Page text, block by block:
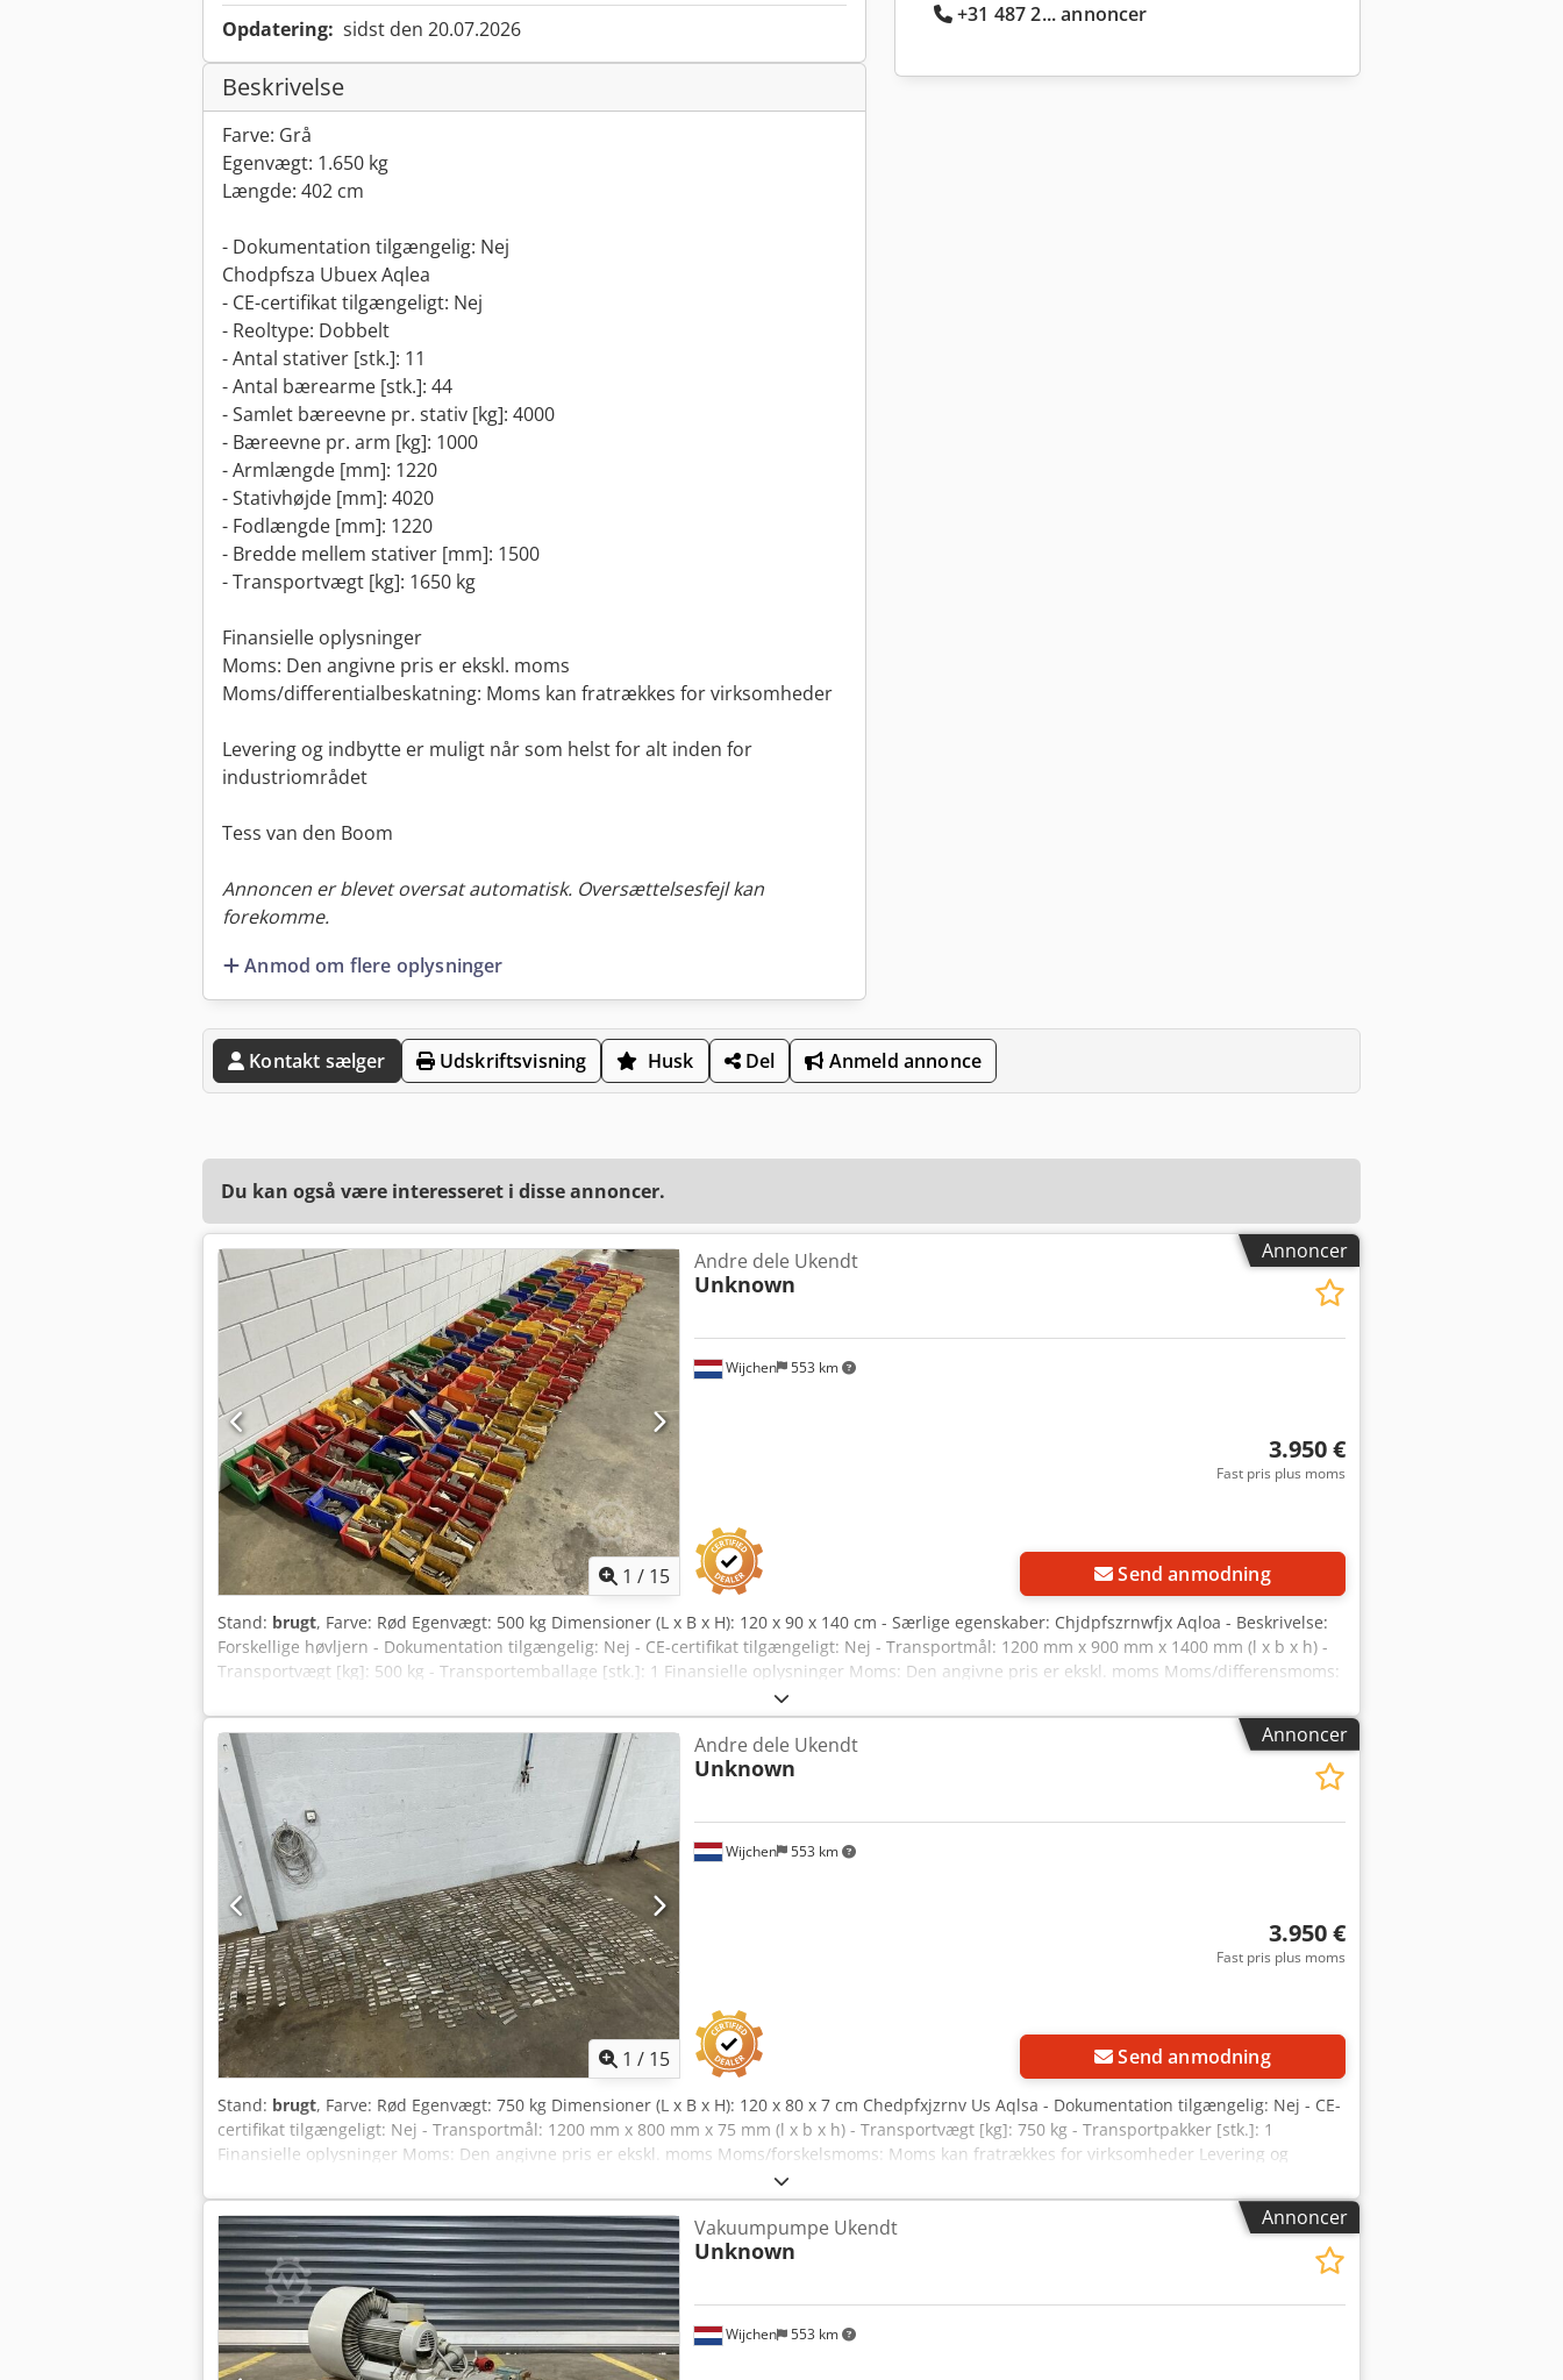
Opdatering: sidst den 20.07.2026
Beskrivelse
Farve: Grå
Egenvægt: 1.650 kg
Længde: 402 cm
- Dokumentation tilgængelig: Nej
Chodpfsza Ubuex Aqlea
- CE-certifikat tilgængeligt: Nej
- Reoltype: Dobbelt
- Antal stativer [stk.]: 11
- Antal bærearme [stk.]: 44
- Samlet bæreevne pr. stativ [kg]: 4000
- Bæreevne pr. arm [kg]: 1000
- Armlængde [mm]: 1220
- Stativhøjde [mm]: 4020
- Fodlængde [mm]: 1220
- Bredde mellem stativer [mm]: 1500
- Transportvægt [kg]: 1650 kg
Finansielle oplysninger
Moms: Den angivne pris er ekskl. moms
Moms/differentialbeskatning: Moms kan fratrækkes for virksomheder
Levering og indbytte er muligt når som helst for alt inden for
industriområdet
Tess van den Boom
Annoncen er blevet oversat automatisk. Oversættelsesfejl kan
forekomme.
Anmod om flere oplysninger
+31 487 2... annoncer
Kontakt sælger Udskriftsvisning Husk Del Anmeld annonce
Du kan også være interesseret i disse annoncer.
Annoncer
1 / 15
Wijchen 553 km
Andre dele Ukendt
Unknown
3.950 €
Fast pris plus moms
Send anmodning
Stand: brugt, Farve: Rød Egenvægt: 500 kg Dimensioner (L x B x H): 120 x 90 x 140 cm - Særlige egenskaber: Chjdpfszrnwfjx Aqloa - Beskrivelse:
Forskellige høvljern - Dokumentation tilgængelig: Nej - CE-certifikat tilgængeligt: Nej - Transportmål: 1200 mm x 900 mm x 1400 mm (l x b x h) -
Transportvægt [kg]: 500 kg - Transportemballage [stk.]: 1 Finansielle oplysninger Moms: Den angivne pris er ekskl. moms Moms/differensmoms:
Moms kan fratrækkes for virksomheder Levering og indbytte er muligt når som helst for alle produkter inden for industriområdet Yorick Diebels
Annoncer
1 / 15
Wijchen 553 km
Andre dele Ukendt
Unknown
3.950 €
Fast pris plus moms
Send anmodning
Stand: brugt, Farve: Rød Egenvægt: 750 kg Dimensioner (L x B x H): 120 x 80 x 7 cm Chedpfxjzrnv Us Aqlsa - Dokumentation tilgængelig: Nej - CE-
certifikat tilgængeligt: Nej - Transportmål: 1200 mm x 800 mm x 75 mm (l x b x h) - Transportvægt [kg]: 750 kg - Transportpakker [stk.]: 1
Finansielle oplysninger Moms: Den angivne pris er ekskl. moms Moms/forskelsmoms: Moms kan fratrækkes for virksomheder Levering og
indbytning er muligt til enhver tid for alt inden for industrisektoren Yorick Diebels
Annoncer
Wijchen 553 km
Vakuumpumpe Ukendt
Unknown